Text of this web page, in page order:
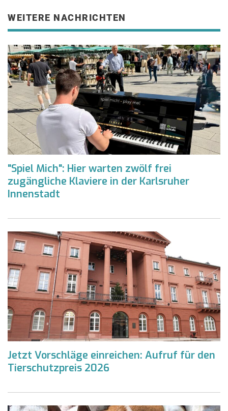
WEITERE NACHRICHTEN
"Spiel Mich": Hier warten zwölf frei
zugängliche Klaviere in der Karlsruher
Innenstadt
Jetzt Vorschläge einreichen: Aufruf für den
Tierschutzpreis 2026